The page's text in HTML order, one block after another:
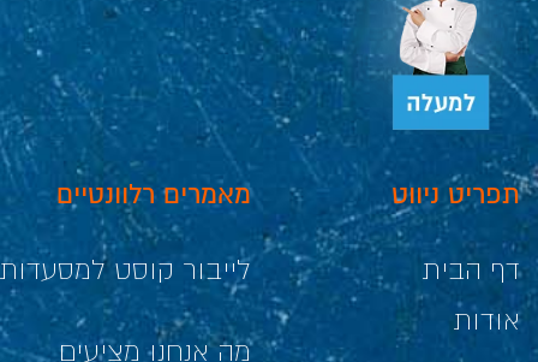
תפריט ניווט
דף הבית
אודות
מאמרים רלוונטיים
לייבור קוסט למסעדות
מה אנחנו מציעים